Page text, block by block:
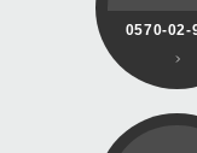
0570-02-